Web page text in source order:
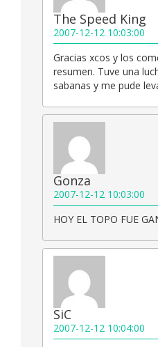
The Speed King
2007-12-12 10:03:00
Gracias xcos y los
resumen. Tuve una
sabanas y me pude
Gonza
2007-12-12 10:03:00
HOY EL TOPO FUE
SiC
2007-12-12 10:04:00